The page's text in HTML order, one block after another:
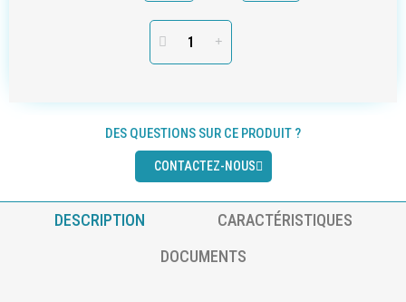
DES QUESTIONS SUR CE PRODUIT ?
CONTACTEZ-NOUS
DESCRIPTION
CARACTÉRISTIQUES
DOCUMENTS